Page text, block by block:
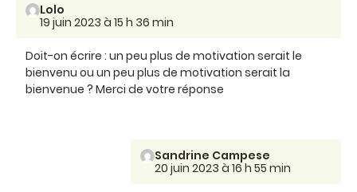
Lolo
19 juin 2023 à 15 h 36 min
Doit-on écrire : un peu plus de motivation serait le
bienvenu ou un peu plus de motivation serait la
bienvenue ? Merci de votre réponse
Sandrine Campese
20 juin 2023 à 16 h 55 min